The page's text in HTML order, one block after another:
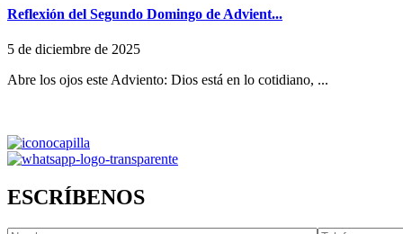
Reflexión del Segundo Domingo de Advient...
5 de diciembre de 2025
Abre los ojos este Adviento: Dios está en lo cotidiano, ...
ESCRÍBENOS